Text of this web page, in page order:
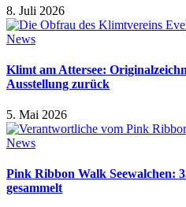
8. Juli 2026
News
Klimt am Attersee:
Ausstellung zurück
5. Mai 2026
News
Pink Ribbon Walk Seewalchen:
gesammelt